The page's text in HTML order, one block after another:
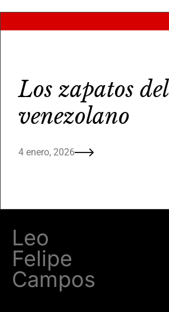
Los zapatos del
venezolano
4 enero, 2026
Leo
Felipe
Campos